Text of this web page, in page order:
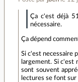
Ça c'est déjà
nécessaire.
Ça dépend
Si c'est necessaire
largement. Si c'est
sont souvent
lectures se font